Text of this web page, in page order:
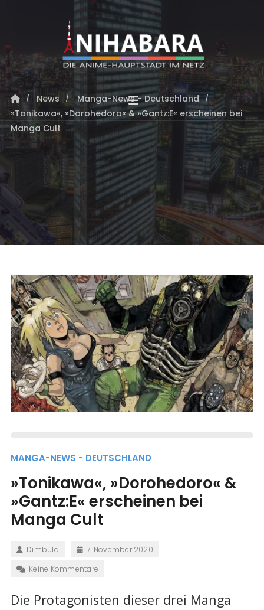
News
Manga-News - Deutschland
»Tonikawa«, »Dorohedoro« & »Gantz:E« erscheinen bei
Manga Cult
MANGA-NEWS - DEUTSCHLAND
»Tonikawa«, »Dorohedoro« &
»Gantz:E« erscheinen bei
Manga Cult
Dimbula
7. November 2020
Keine Kommentare
Die Protagonisten dieser drei Manga